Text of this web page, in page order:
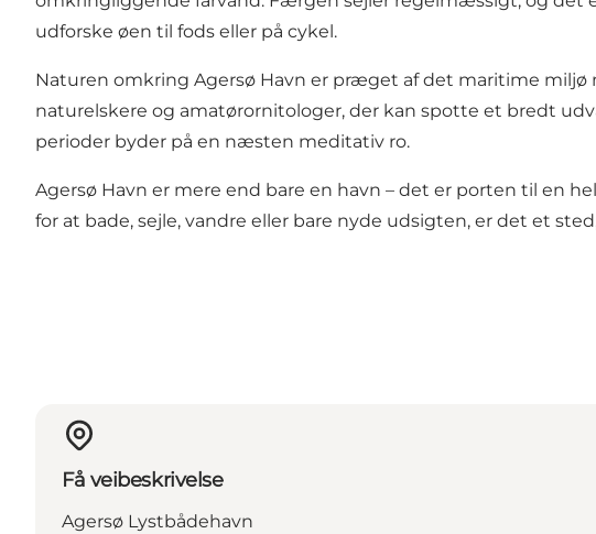
udforske øen til fods eller på cykel.
Naturen omkring Agersø Havn er præget af det maritime miljø
naturelskere og amatørornitologer, der kan spotte et bredt
perioder byder på en næsten meditativ ro.
Agersø Havn er mere end bare en havn – det er porten til en
for at bade, sejle, vandre eller bare nyde udsigten, er det et
Få veibeskrivelse
Agersø Lystbådehavn